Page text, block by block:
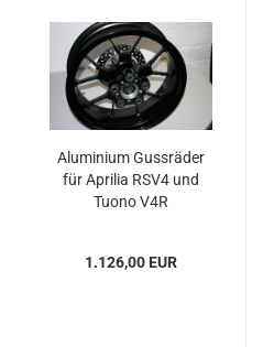
Aluminium Gussräder
für Aprilia RSV4 und
Tuono V4R
1.126,00 EUR